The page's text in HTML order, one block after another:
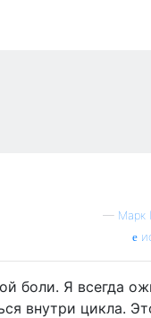
— Марк
боли. Я всегда
внутри цикла.